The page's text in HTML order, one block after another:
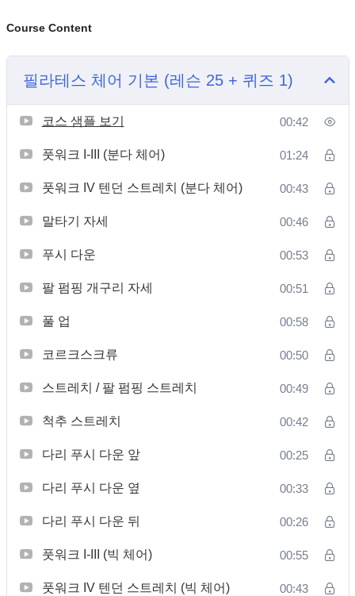
Course Content
필라테스 체어 기본 (레슨 25 + 퀴즈 1)
코스 샘플 보기 00:42
풋워크 I-III (분다 체어) 01:24
풋워크 IV 텐던 스트레치 (분다 체어) 00:43
말타기 자세 00:46
푸시 다운 00:53
팔 펌핑 개구리 자세 00:51
풀 업 00:58
코르크스크류 00:50
스트레치 / 팔 펌핑 스트레치 00:49
척추 스트레치 00:42
다리 푸시 다운 앞 00:25
다리 푸시 다운 옆 00:33
다리 푸시 다운 뒤 00:26
풋워크 I-III (빅 체어) 00:55
풋워크 IV 텐던 스트레치 (빅 체어) 00:43